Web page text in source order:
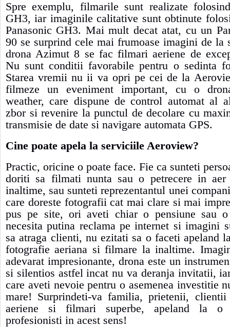
Spre exemplu, filmarile sunt realizate
GH3, iar imaginile calitative sunt obtinute
Panasonic GH3. Mai mult decat atat, cu un
90 se surprind cele mai frumoase imagini de la
drona Azimut 8 se fac filmari aeriene de
Nu sunt conditii favorabile pentru o sedinta
Starea vremii nu ii va opri pe cei de la
filmeze un eveniment important, cu o
weather, care dispune de control automat al
zbor si revenire la punctul de decolare cu
transmisie de date si navigare automata GPS.
Cine poate apela la serviciile Aeroview?
Practic, oricine o poate face. Fie ca sunteti
doriti sa filmati nunta sau o petrecere in
inaltime, sau sunteti reprezentantul unei
care doreste fotografii cat mai clare si mai
pus pe site, ori aveti chiar o pensiune sau o
necesita putina reclama pe internet si imagini
sa atraga clienti, nu ezitati sa o faceti apeland
fotografie aeriana si filmare la inaltime.
adevarat impresionante, drona este un
si silentios astfel incat nu va deranja invitatii,
care aveti nevoie pentru o asemenea investitie
mare! Surprindeti-va familia, prietenii,
aeriene si filmari superbe, apeland la o
profesionisti in acest sens!